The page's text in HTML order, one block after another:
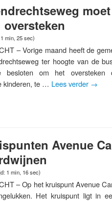
min, 25 sec)
– Vorige maand heeft de
ter hoogte van de
besloten om het oversteken
kinderen, te … Lees verder →
Avenue
1 min, 16 sec)
– Op het kruispunt Avenue
Het kruispunt ligt in